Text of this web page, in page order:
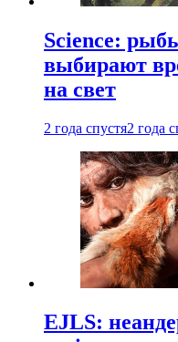
Science:
выбирают
на свет
2 года спустя2 года
EJLS: